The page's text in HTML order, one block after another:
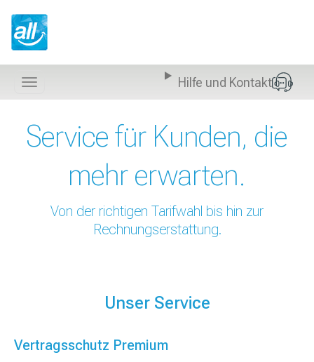
n
a
Navigation
anzeigen
Hilfe und Kontakt
Service für Kunden, die
mehr erwarten.
Von der richtigen Tarifwahl bis hin zur
Rechnungserstattung.
Unser Service
Vertragsschutz Premium